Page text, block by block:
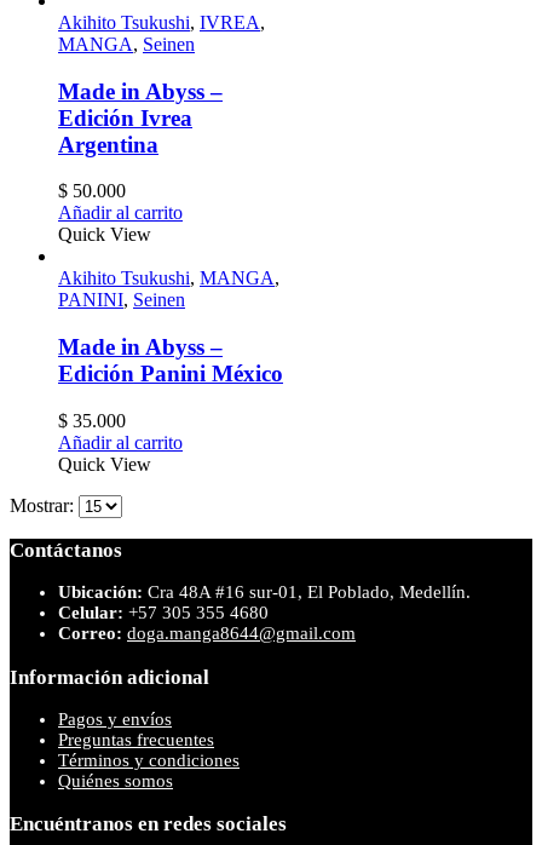
Akihito Tsukushi, IVREA,
MANGA, Seinen
Made in Abyss –
Edición Ivrea
Argentina
$ 50.000
Añadir al carrito
Quick View
Akihito Tsukushi, MANGA,
PANINI, Seinen
Made in Abyss –
Edición Panini México
$ 35.000
Añadir al carrito
Quick View
Mostrar:
Contáctanos
Ubicación: Cra 48A #16 sur-01, El Poblado, Medellín.
Celular: +57 305 355 4680
Correo: doga.manga8644@gmail.com
Información adicional
Pagos y envíos
Preguntas frecuentes
Términos y condiciones
Quiénes somos
Encuéntranos en redes sociales